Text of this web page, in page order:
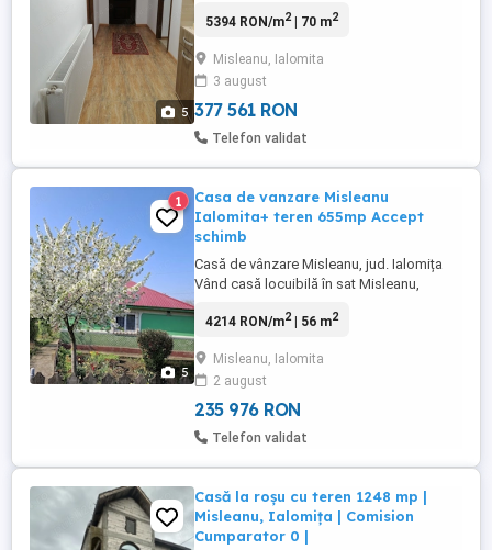
5
centrală cu calorifere din oțel, panouri
curent. Curte de 2300mp, livadă și vița de
vie pe rod. Accept și variante de schimb
apartament ...
5394 RON/m2| 70 m2
Misleanu, Ialomita
3 august
377 561 RON
Telefon validat
5
1
Casa de vanzare Misleanu
Ialomita+ teren 655mp Accept
schimb
Casă de vânzare Misleanu, jud. Ialomița
Vând casă locuibilă în sat Misleanu,
investiție. Suprafață totală teren: 655 mp
este locuită în prezent Curte spațioasă
Zonă liniștită Posibilitate grădină extindere
...
4214 RON/m2| 56 m2
Misleanu, Ialomita
2 august
235 976 RON
Telefon validat
Casă la roșu cu teren 1248 mp |
Misleanu, Ialomița | Comision
Cumparator 0 |